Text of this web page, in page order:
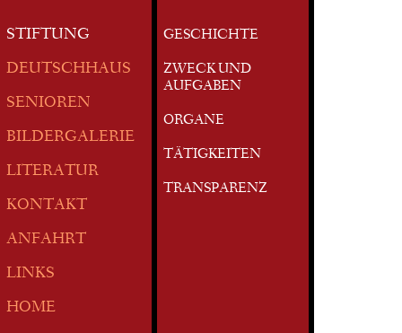
STIFTUNG
DEUTSCHHAUS
SENIOREN
BILDERGALERIE
LITERATUR
KONTAKT
ANFAHRT
LINKS
HOME
GESCHICHTE
ZWECK UND
AUFGABEN
ORGANE
TÄTIGKEITEN
TRANSPARENZ